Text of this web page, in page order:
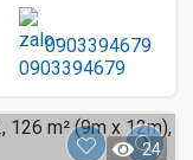
0903394679
24